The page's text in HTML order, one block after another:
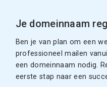
Je domeinnaam
Ben je van plan om een
professioneel mailen
een domeinnaam nodig.
eerste stap naar een